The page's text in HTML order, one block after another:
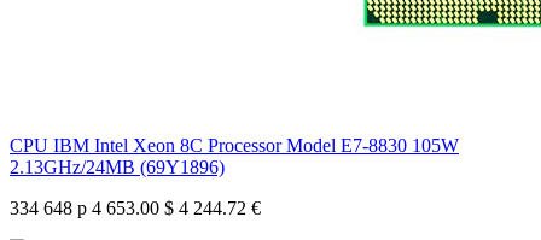
CPU IBM Intel Xeon 8C Processor Model E7-8830 105W
2.13GHz/24MB (69Y1896)
334 648 р 4 653.00 $ 4 244.72 €